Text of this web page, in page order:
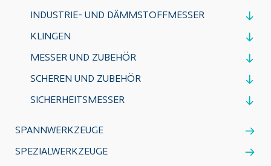
INDUSTRIE- UND DÄMMSTOFFMESSER
KLINGEN
MESSER UND ZUBEHÖR
SCHEREN UND ZUBEHÖR
SICHERHEITSMESSER
SPANNWERKZEUGE
SPEZIALWERKZEUGE